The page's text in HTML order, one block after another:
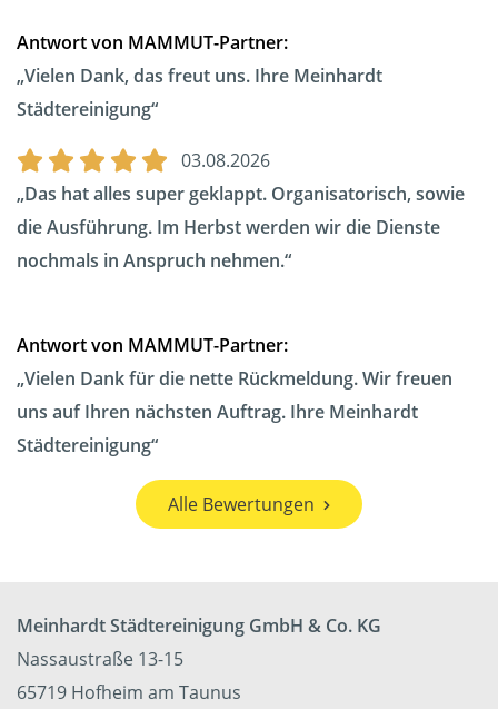
Antwort von MAMMUT-Partner:
Vielen Dank, das freut uns. Ihre Meinhardt
Städtereinigung
03.08.2026
Das hat alles super geklappt. Organisatorisch, sowie
die Ausführung. Im Herbst werden wir die Dienste
nochmals in Anspruch nehmen.
Antwort von MAMMUT-Partner:
Vielen Dank für die nette Rückmeldung. Wir freuen
uns auf Ihren nächsten Auftrag. Ihre Meinhardt
Städtereinigung
Alle Bewertungen
Meinhardt Städtereinigung GmbH & Co. KG
Nassaustraße 13-15
65719 Hofheim am Taunus